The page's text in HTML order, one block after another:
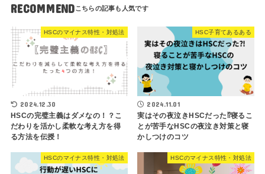
RECOMMEND
HSCのマイナス特性・対処法
2024.12.30
HSCの完璧主義はダメなの！？こ
だわりを活かし柔軟な考え方を得
る方法を伝授！
HSC子育てあるある
2024.11.01
実はその夜泣きHSCだった⁉寝るこ
とが苦手なHSCの夜泣き対策と寝
かしつけのコツ
HSCのマイナス特性・対処法 HSCのマイナス特性・対処法